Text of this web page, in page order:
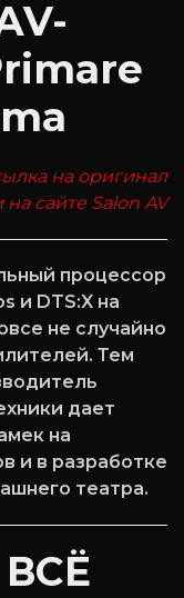
на оригинал
на сайте Salon AV
процессор
и DTS:X на
не случайно
Тем
дает
на
и в разработке
театра.